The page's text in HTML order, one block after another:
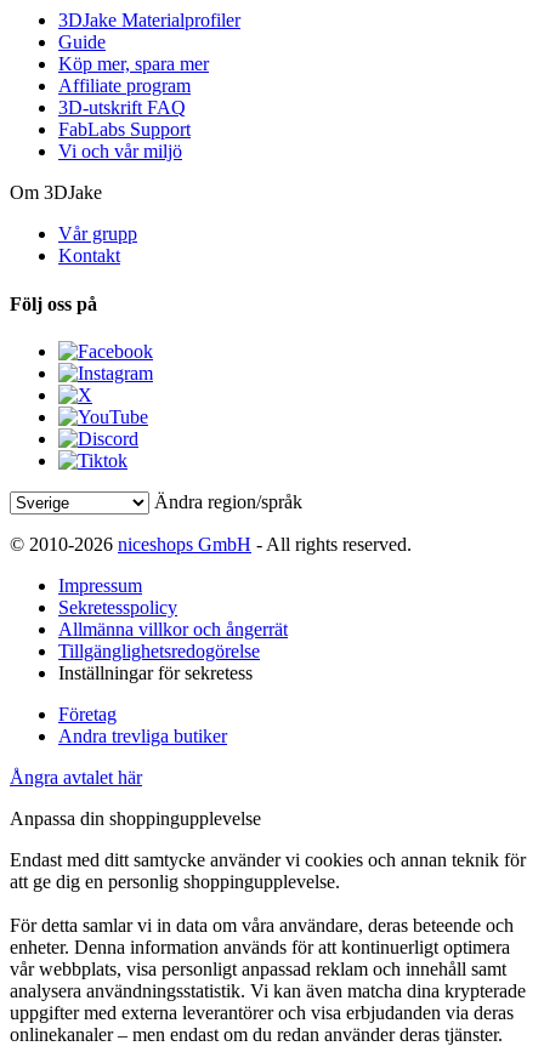
3DJake Materialprofiler
Guide
Köp mer, spara mer
Affiliate program
3D-utskrift FAQ
FabLabs Support
Vi och vår miljö
Om 3DJake
Vår grupp
Kontakt
Följ oss på
Ändra region/språk
© 2010-2026 niceshops GmbH - All rights reserved.
Impressum
Sekretesspolicy
Allmänna villkor och ångerrät
Tillgänglighetsredogörelse
Inställningar för sekretess
Företag
Andra trevliga butiker
Ångra avtalet här
Anpassa din shoppingupplevelse
Endast med ditt samtycke använder vi cookies och annan teknik för
att ge dig en personlig shoppingupplevelse.
För detta samlar vi in data om våra användare, deras beteende och
enheter. Denna information används för att kontinuerligt optimera
vår webbplats, visa personligt anpassad reklam och innehåll samt
analysera användningsstatistik. Vi kan även matcha dina krypterade
uppgifter med externa leverantörer och visa erbjudanden via deras
onlinekanaler – men endast om du redan använder deras tjänster.